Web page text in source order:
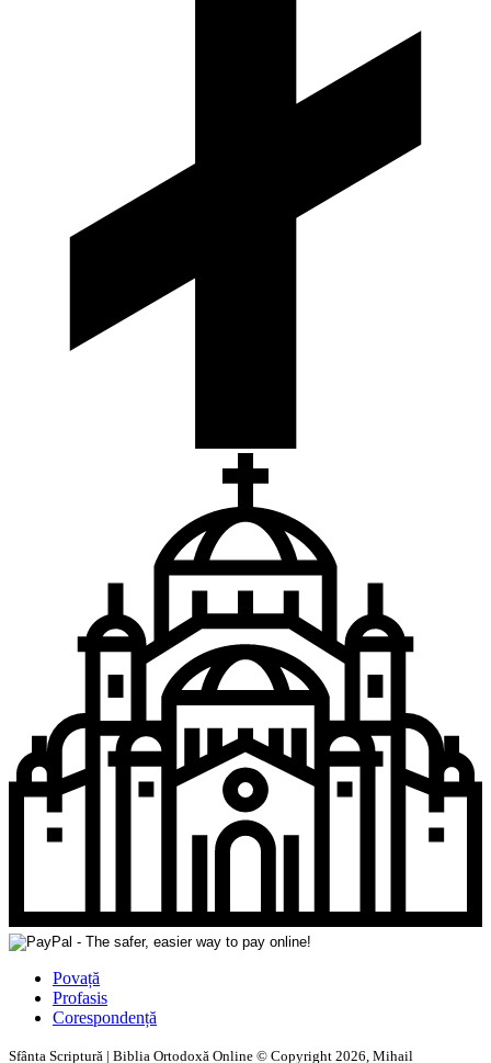
Povață
Profasis
Corespondență
Sfânta Scriptură | Biblia Ortodoxă Online © Copyright 2026, Mihail